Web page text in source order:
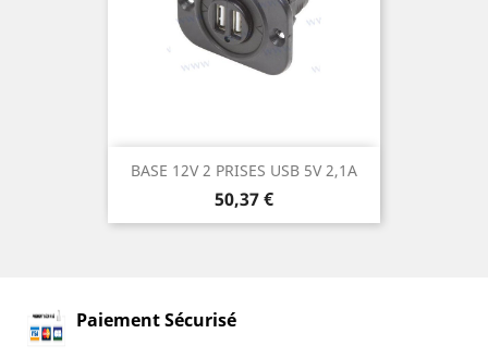
BASE 12V 2 PRISES USB 5V 2,1A
Prix
50,37 €
Paiement Sécurisé